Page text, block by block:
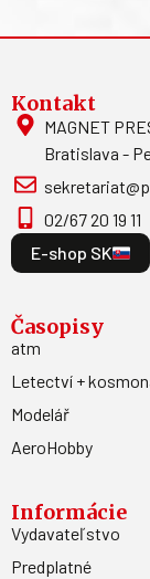
Kontakt
MAGNET
Bratislava -
02/67 20 19 11
E-shop SK
Časopisy
atm
Letectví +
Modelář
AeroHobby
Informácie
Vydavateľstvo
Predplatné